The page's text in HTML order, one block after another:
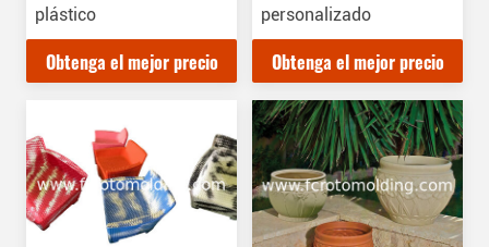
plástico
Obtenga el mejor precio
personalizado
Obtenga el mejor precio